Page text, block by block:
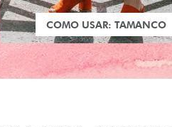
COMO USAR: TAMANCO